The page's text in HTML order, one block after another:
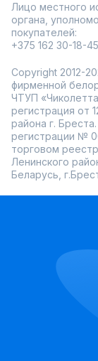
Лицо местного
органа,
покупателей:
+375 162 30-18-45
Copyright 2012-
фирменной
ЧТУП
регистрация от
района г.
регистрации №
торговом
Ленинского
Беларусь,